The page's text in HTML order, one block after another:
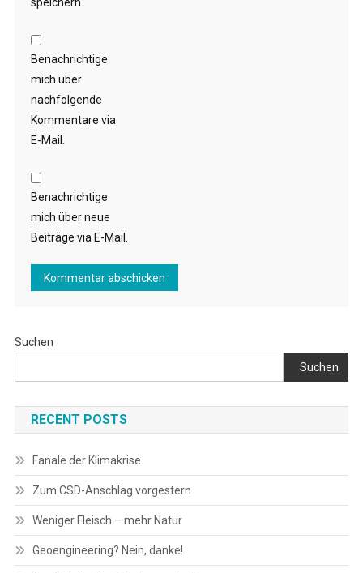
Benachrichtige
mich über
nachfolgende
Kommentare via
E-Mail.
Benachrichtige
mich über neue
Beiträge via E-Mail.
Suchen
Suchen
RECENT POSTS
Fanale der Klimakrise
Zum CSD-Anschlag vorgestern
Weniger Fleisch – mehr Natur
Geoengineering? Nein, danke!